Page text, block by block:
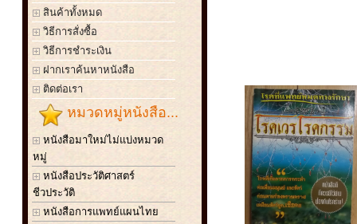
สินค้าทั้งหมด
วิธีการสั่งซื้อ
วิธีการชำระเงิน
ฝากเราค้นหาหนังสือ
ติดต่อเรา
หมวดหมู่หนังสือ...
หนังสือมาใหม่ไม่แบ่งหมวด
หมู่
หนังสือประวัติศาสตร์
ชีวประวัติ
หนังสือการแพทย์แผนไทย